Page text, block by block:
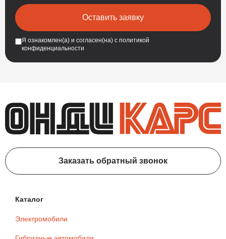
Оставить заявку
Я ознакомлен(а) и согласен(на) с политикой
конфиденциальности
Заказать обратный звонок
Каталог
Электромобили